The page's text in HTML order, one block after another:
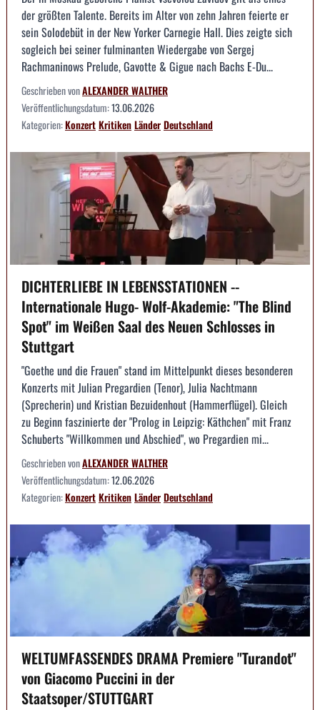
der größten Talente. Bereits im Alter von zehn Jahren feierte er
sein Solodebüt in der New Yorker Carnegie Hall. Dies zeigte sich
sogleich bei seiner fulminanten Wiedergabe von Sergej
Rachmaninows Prelude, Gavotte & Gigue nach Bachs E-Du...
Geschrieben vonALEXANDER WALTHER
Veröffentlichungsdatum:13.06.2026
Kategorien:KonzertKritikenLänderDeutschland
DICHTERLIEBE IN LEBENSSTATIONEN --
Internationale Hugo- Wolf-Akademie: "The Blind
Spot" im Weißen Saal des Neuen Schlosses in
Stuttgart
"Goethe und die Frauen" stand im Mittelpunkt dieses besonderen
Konzerts mit Julian Pregardien (Tenor), Julia Nachtmann
(Sprecherin) und Kristian Bezuidenhout (Hammerflügel). Gleich
zu Beginn faszinierte der "Prolog in Leipzig: Käthchen" mit Franz
Schuberts "Willkommen und Abschied", wo Pregardien mi...
Geschrieben vonALEXANDER WALTHER
Veröffentlichungsdatum:12.06.2026
Kategorien:KonzertKritikenLänderDeutschland
WELTUMFASSENDES DRAMA Premiere "Turandot"
von Giacomo Puccini in der
Staatsoper/STUTTGART